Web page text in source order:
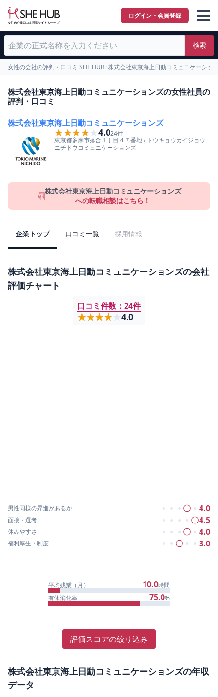
ログイン・会員登録
検索
女性の会社の評判・口コミ SHE HUB 株式会社東京海上日動コミュニケーショ
株式会社東京海上日動コミュニケーションズの女性社員の
評判・口コミ
株式会社東京海上日動コミュニケーションズ
★★★★★
★★★★★4.024件
東京都多摩市落合１丁目４７番地/ トウキョウカイジョウ
ニチドウコミュニケーションズ
株式会社東京海上日動コミュニケーションズ
への転職相談はこちら！
企業トップ 口コミ一覧 採用情報
株式会社東京海上日動コミュニケーションズの会社
評価チャート
口コミ件数： 24件
★★★★★
★★★★★ 4.0
男性同様の昇進があるか ● ● ● 〇 ● 4.0
面接・選考 ● ● ● ● 〇4.5
休みやすさ ● ● ● 〇 ● 4.0
福利厚生・制度 ● ● 〇 ● ● 3.0
平均残業（月） 10.0時間
有休消化率
75.0%
評価スコアの絞り込み
株式会社東京海上日動コミュニケーションズの年収
データ